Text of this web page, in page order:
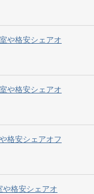
や格安シェアオ
や格安シェアオ
格安シェアオフ
や格安シェアオ